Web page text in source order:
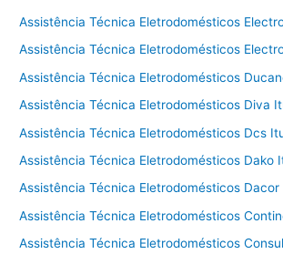
Assistência Técnica Eletrodomésticos
Assistência Técnica Eletrodomésticos
Assistência Técnica Eletrodomésticos
Assistência Técnica Eletrodomésticos Diva
Assistência Técnica Eletrodomésticos Dcs
Assistência Técnica Eletrodomésticos Dako
Assistência Técnica Eletrodomésticos Dacor
Assistência Técnica Eletrodomésticos
Assistência Técnica Eletrodomésticos